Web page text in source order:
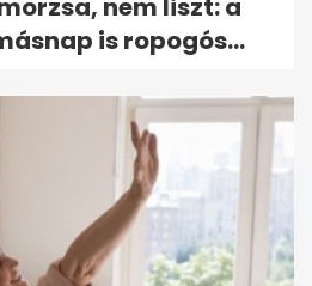
nem liszt: a
is ropogós...